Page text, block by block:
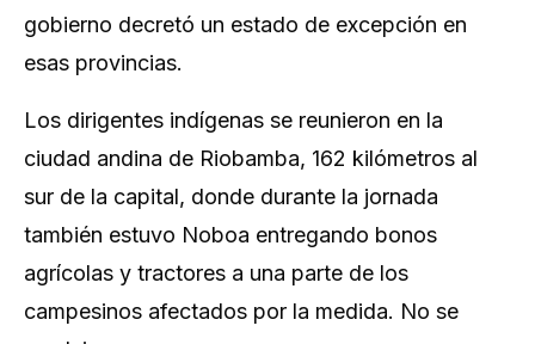
gobierno decretó un estado de excepción en
esas provincias.
Los dirigentes indígenas se reunieron en la
ciudad andina de Riobamba, 162 kilómetros al
sur de la capital, donde durante la jornada
también estuvo Noboa entregando bonos
agrícolas y tractores a una parte de los
campesinos afectados por la medida. No se